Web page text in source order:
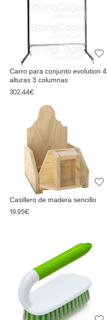
Carro para conjunto evolution 4
alturas 3 columnas
302.44€
Casillero de madera sencillo
19.95€